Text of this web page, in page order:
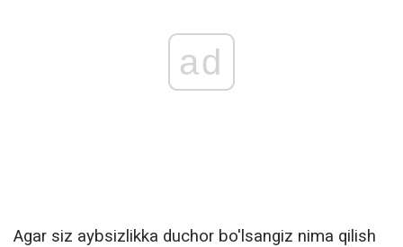
ad
Agar siz aybsizlikka duchor bo'lsangiz nima qilish